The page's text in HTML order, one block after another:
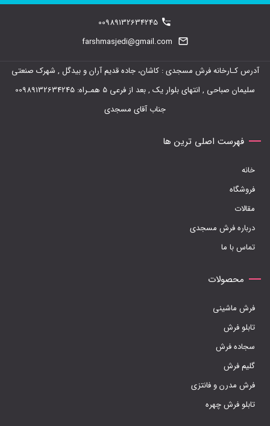
ممکن
است
محصول
انتخاب
شوند
00989132634245
farshmasjedi@gmail.com
آدرس کـارخانه فرش مسجدی : کاشان، جاده قدیم آران و بیدگل , شهرک صنعتی
سلیمان صباحی , انتهای بلوار یک , بعد از فرعی 5 همـراه: 00989132634245
جناب آقای مسجدی
فهرست اصلی ترین ها
خانه
فروشگاه
مقالات
درباره فرش مسجدی
تماس با ما
محصولات
فرش ماشینی
تابلو فرش
سجاده فرش
گلیم فرش
فرش مدرن و فانتزی
تابلو فرش چهره